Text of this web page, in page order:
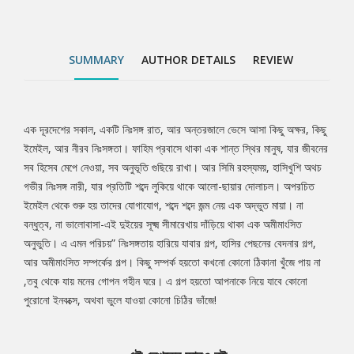
SUMMARY AUTHOR DETAILS REVIEW
Tab
Article
এক দূরদেশের সকাল, একটি নিঃসঙ্গ রাত, আর অন্তরজালে ভেসে আসা কিছু অক্ষর, কিছু
ইমেইল, আর নীরব নিঃসঙ্গতা। ফাহিম প্রবাসে থাকা এক শান্ত স্থির মানুষ, যার জীবনের
সব হিসেব মেপে নেওয়া, সব অনুভূতি গুছিয়ে রাখা। আর সিমি রহস্যময়, হাসিখুশি অথচ
গভীর নিঃসঙ্গ নারী, যার প্রতিটি শব্দে লুকিয়ে থাকে আলো-ছায়ার দোলাচল। অপরচিত
ইমেইল থেকে শুরু হয় তাদের যোগাযোগ, শব্দে শব্দে জন্ম নেয় এক অদ্ভুত মায়া। না
বন্ধুত্ব, না ভালোবাসা-এই দুইয়ের সূক্ষ্ম সীমারেখায় দাঁড়িয়ে থাকা এক অমীমাংসিত
অনুভুতি। এ এমন পরিচয়” নিঃসঙ্গতায় হারিয়ে যাবার গল্প, হাসির পেছনের বেদনার গল্প,
আর অমীমাংসিত সম্পর্কের গল্প। কিছু সম্পর্ক হয়তো কখনো কোনো ঠিকানা খুঁজে পায় না
,তবু থেকে যায় মনের গোপন গহীন ঘরে। এ গল্প হয়তো আপনাকে নিয়ে যাবে কোনো
পুরোনো ইনবক্সে, অথবা ভুলে যাওয়া কোনো চিঠির ভাঁজে!